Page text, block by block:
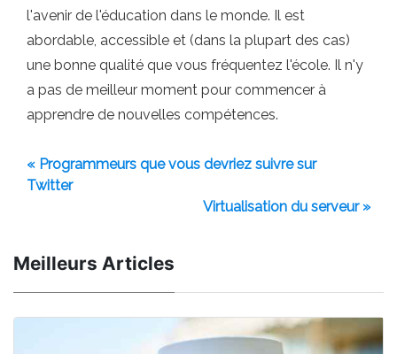
l'avenir de l'éducation dans le monde. Il est
abordable, accessible et (dans la plupart des cas)
une bonne qualité que vous fréquentez l'école. Il n'y
a pas de meilleur moment pour commencer à
apprendre de nouvelles compétences.
« Programmeurs que vous devriez suivre sur
Twitter
Virtualisation du serveur »
Meilleurs Articles